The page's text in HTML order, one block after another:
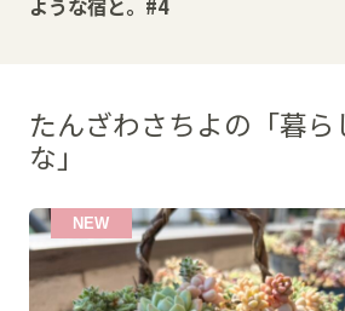
ような宿と。#4
たんざわさちよの「暮
な」